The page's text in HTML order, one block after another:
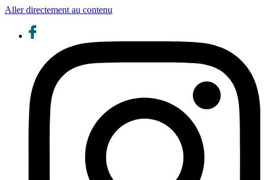
Aller directement au contenu